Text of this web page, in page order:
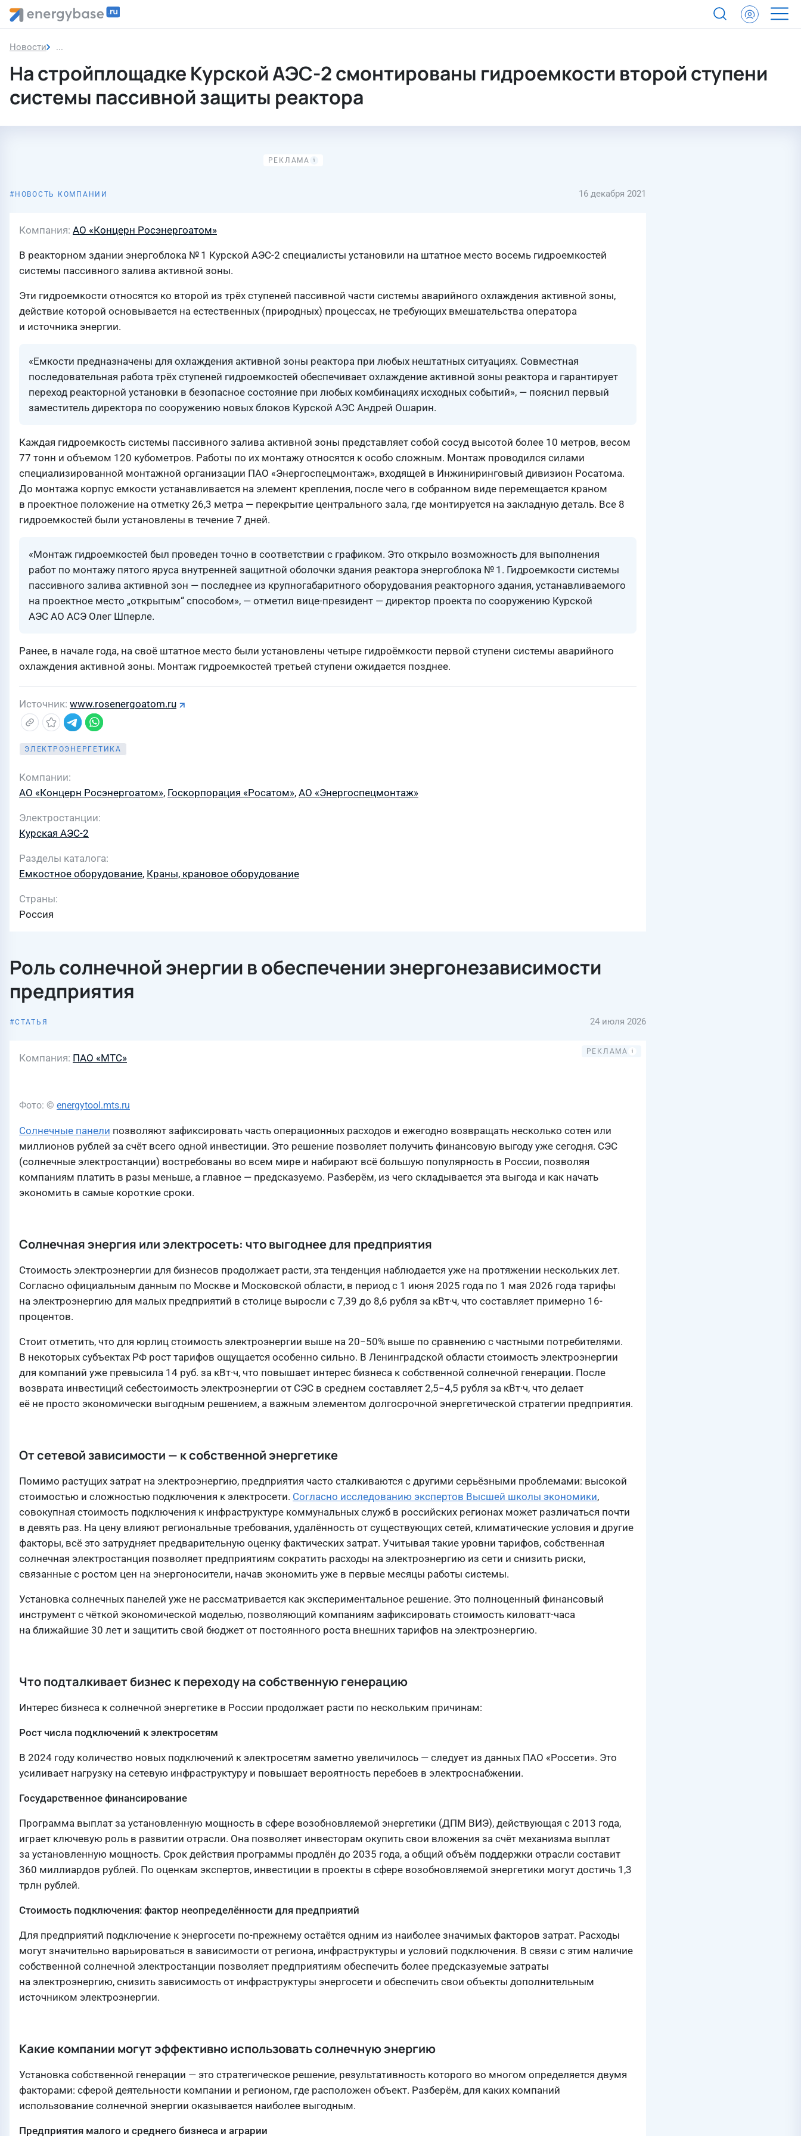
Новости На стройплощадке Курской АЭС-2 смонтированы гидроемкости второй ступени системы пассивной защиты реактора
На стройплощадке Курской АЭС-2 смонтированы гидроемкости второй ступени
системы пассивной защиты реактора
НОВОСТЬ КОМПАНИИ 16 декабря 2021
Компания АО «Концерн Росэнергоатом»
В реакторном здании энергоблока № 1 Курской АЭС-2 специалисты установили на штатное место восемь гидроемкостей
системы пассивного залива активной зоны.
Эти гидроемкости относятся ко второй из трёх ступеней пассивной части системы аварийного охлаждения активной зоны,
действие которой основывается на естественных (природных) процессах, не требующих вмешательства оператора
и источника энергии.
«Емкости предназначены для охлаждения активной зоны реактора при любых нештатных ситуациях. Совместная
последовательная работа трёх ступеней гидроемкостей обеспечивает охлаждение активной зоны реактора и гарантирует
переход реакторной установки в безопасное состояние при любых комбинациях исходных событий», — пояснил первый
заместитель директора по сооружению новых блоков Курской АЭС Андрей Ошарин.
Каждая гидроемкость системы пассивного залива активной зоны представляет собой сосуд высотой более 10 метров, весом
77 тонн и объемом 120 кубометров. Работы по их монтажу относятся к особо сложным. Монтаж проводился силами
специализированной монтажной организации ПАО «Энергоспецмонтаж», входящей в Инжиниринговый дивизион Росатома.
До монтажа корпус емкости устанавливается на элемент крепления, после чего в собранном виде перемещается краном
в проектное положение на отметку 26,3 метра — перекрытие центрального зала, где монтируется на закладную деталь. Все 8
гидроемкостей были установлены в течение 7 дней.
«Монтаж гидроемкостей был проведен точно в соответствии с графиком. Это открыло возможность для выполнения
работ по монтажу пятого яруса внутренней защитной оболочки здания реактора энергоблока № 1. Гидроемкости системы
пассивного залива активной зон — последнее из крупногабаритного оборудования реакторного здания, устанавливаемого
на проектное место „открытым“ способом», — отметил вице-президент — директор проекта по сооружению Курской
АЭС АО АСЭ Олег Шперле.
Ранее, в начале года, на своё штатное место были установлены четыре гидроёмкости первой ступени системы аварийного
охлаждения активной зоны. Монтаж гидроемкостей третьей ступени ожидается позднее.
Источник www.rosenergoatom.ru
ЭЛЕКТРОЭНЕРГЕТИКА
Компании
АО «Концерн Росэнергоатом», Госкорпорация «Росатом», АО «Энергоспецмонтаж»
Электростанции
Курская АЭС-2
Разделы каталога
Емкостное оборудование, Краны, крановое оборудование
Страны
Россия
Роль солнечной энергии в обеспечении энергонезависимости
предприятия
СТАТЬЯ 24 июля 2026
Компания ПАО «МТС»
Фото: © energytool.mts.ru
Солнечные панели позволяют зафиксировать часть операционных расходов и ежегодно возвращать несколько сотен или
миллионов рублей за счёт всего одной инвестиции. Это решение позволяет получить финансовую выгоду уже сегодня. СЭС
(солнечные электростанции) востребованы во всем мире и набирают всё большую популярность в России, позволяя
компаниям платить в разы меньше, а главное — предсказуемо. Разберём, из чего складывается эта выгода и как начать
экономить в самые короткие сроки.
Солнечная энергия или электросеть: что выгоднее для предприятия
Стоимость электроэнергии для бизнесов продолжает расти, эта тенденция наблюдается уже на протяжении нескольких лет.
Согласно официальным данным по Москве и Московской области, в период с 1 июня 2025 года по 1 мая 2026 года тарифы
на электроэнергию для малых предприятий в столице выросли с 7,39 до 8,6 рубля за кВт·ч, что составляет примерно 16-
процентов.
Стоит отметить, что для юрлиц стоимость электроэнергии выше на 20−50% выше по сравнению с частными потребителями.
В некоторых субъектах РФ рост тарифов ощущается особенно сильно. В Ленинградской области стоимость электроэнергии
для компаний уже превысила 14 руб. за кВт·ч, что повышает интерес бизнеса к собственной солнечной генерации. После
возврата инвестиций себестоимость электроэнергии от СЭС в среднем составляет 2,5−4,5 рубля за кВт·ч, что делает
её не просто экономически выгодным решением, а важным элементом долгосрочной энергетической стратегии предприятия.
От сетевой зависимости — к собственной энергетике
Помимо растущих затрат на электроэнергию, предприятия часто сталкиваются с другими серьёзными проблемами: высокой
стоимостью и сложностью подключения к электросети. Согласно исследованию экспертов Высшей школы экономики,
совокупная стоимость подключения к инфраструктуре коммунальных служб в российских регионах может различаться почти
в девять раз. На цену влияют региональные требования, удалённость от существующих сетей, климатические условия и другие
факторы, всё это затрудняет предварительную оценку фактических затрат. Учитывая такие уровни тарифов, собственная
солнечная электростанция позволяет предприятиям сократить расходы на электроэнергию из сети и снизить риски,
связанные с ростом цен на энергоносители, начав экономить уже в первые месяцы работы системы.
Установка солнечных панелей уже не рассматривается как экспериментальное решение. Это полноценный финансовый
инструмент с чёткой экономической моделью, позволяющий компаниям зафиксировать стоимость киловатт-часа
на ближайшие 30 лет и защитить свой бюджет от постоянного роста внешних тарифов на электроэнергию.
Что подталкивает бизнес к переходу на собственную генерацию
Интерес бизнеса к солнечной энергетике в России продолжает расти по нескольким причинам:
Рост числа подключений к электросетям
В 2024 году количество новых подключений к электросетям заметно увеличилось — следует из данных ПАО «Россети». Это
усиливает нагрузку на сетевую инфраструктуру и повышает вероятность перебоев в электроснабжении.
Государственное финансирование
Программа выплат за установленную мощность в сфере возобновляемой энергетики (ДПМ ВИЭ), действующая с 2013 года,
играет ключевую роль в развитии отрасли. Она позволяет инвесторам окупить свои вложения за счёт механизма выплат
за установленную мощность. Срок действия программы продлён до 2035 года, а общий объём поддержки отрасли составит
360 миллиардов рублей. По оценкам экспертов, инвестиции в проекты в сфере возобновляемой энергетики могут достичь 1,3
трлн рублей.
Стоимость подключения: фактор неопределённости для предприятий
Для предприятий подключение к энергосети по-прежнему остаётся одним из наиболее значимых факторов затрат. Расходы
могут значительно варьироваться в зависимости от региона, инфраструктуры и условий подключения. В связи с этим наличие
собственной солнечной электростанции позволяет предприятиям обеспечить более предсказуемые затраты
на электроэнергию, снизить зависимость от инфраструктуры энергосети и обеспечить свои объекты дополнительным
источником электроэнергии.
Какие компании могут эффективно использовать солнечную энергию
Установка собственной генерации — это стратегическое решение, результативность которого во многом определяется двумя
факторами: сферой деятельности компании и регионом, где расположен объект. Разберём, для каких компаний
использование солнечной энергии оказывается наиболее выгодным.
Предприятия малого и среднего бизнеса и аграрии